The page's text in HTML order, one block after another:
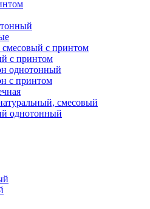
с принтом
с принтом
однотонный
с принтом
смесовый
однотонный